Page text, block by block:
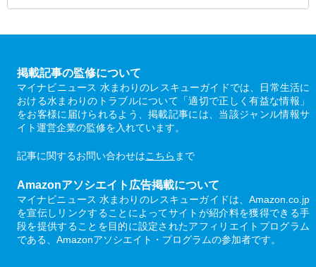
掲載記事の監修について
マイナビニュース 水まわりのレスキューガイドでは、日常生活に
おける水まわりのトラブルについて「適切で正しく有益な情報」
をお客様に届けられるよう、掲載記事には、当該ジャンル情報サ
イト運営企業の監修を入れています。
記事に関するお問い合わせはこちら まで
Amazonアソシエイト広告掲載について
マイナビニュース 水まわりのレスキューガイドは、Amazon.co.jp
を宣伝しリンクすることによってサイトが紹介料を獲得できる手
段を提供することを目的に設定されたアフィリエイトプログラム
である、Amazonアソシエイト・プログラムの参加者です。